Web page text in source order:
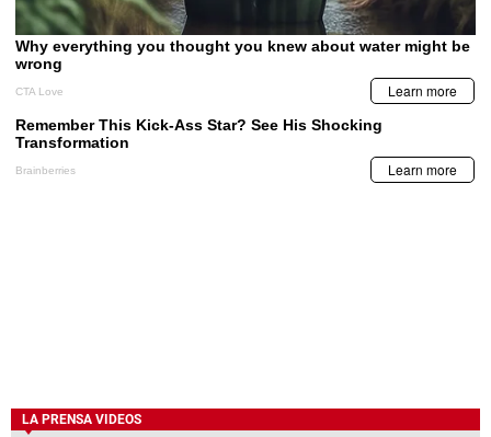
LA PRENSA VIDEOS